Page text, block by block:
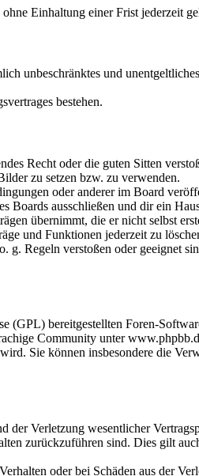
Einhaltung einer Frist jederzeit
unbeschränktes und
bestehen.
Recht oder die guten Sitten
zu setzen bzw. zu verwenden.
oder anderer im Board
Boards ausschließen und dir ein
übernimmt, die er nicht selbst
und Funktionen jederzeit zu
g. Regeln verstoßen oder geeignet
(GPL) bereitgestellten Foren-
Community unter
Sie können insbesondere die
der Verletzung wesentlicher
zurückzuführen sind. Dies gilt
oder bei Schäden aus der